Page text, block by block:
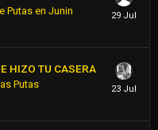
Putas en Junin
HIZO TU CASERA
Putas